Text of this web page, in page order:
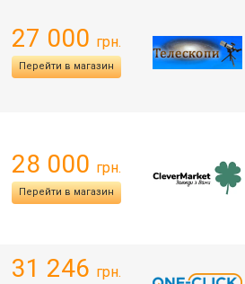
27 000 грн.
Перейти в магазин
28 000 грн.
Перейти в магазин
31 246 грн.